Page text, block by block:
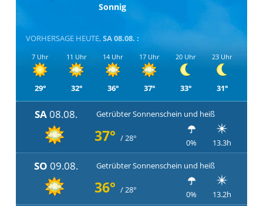
Sonnig
VORHERSAGE HEUTE,SA 08.08. :
7 Uhr 11 Uhr 14 Uhr 17 Uhr 20 Uhr 23 Uhr
29° 32° 36° 37° 33° 31°
SA08.08. Getrübter Sonnenschein und heiß
37° / 28° 0% 13.3h
SO 09.08. Getrübter Sonnenschein und heiß
36° / 28° 0% 13.2h